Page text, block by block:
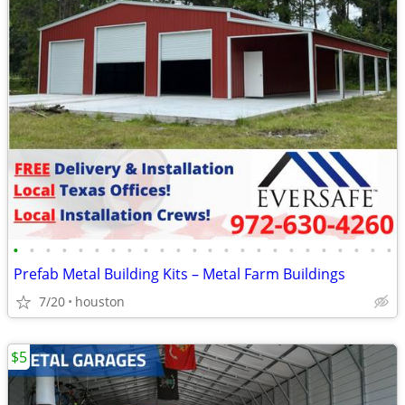
• • • • • • • • • • • • • • • • • • • • • • • •
Prefab Metal Building Kits – Metal Farm Buildings
7/20 houston
$5